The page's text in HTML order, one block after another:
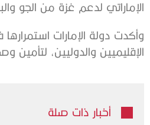
الإماراتي لدعم غزة من الجو
وأكدت دولة الإمارات
الإقليميين والدوليين،
أخبار ذات صلة